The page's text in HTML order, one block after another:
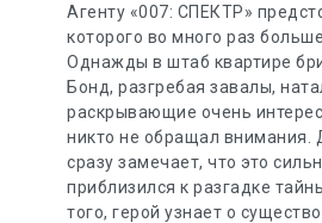
Агенту «007: СПЕКТР»
которого во много раз
Однажды в штаб квартире
Бонд, разгребая завалы,
раскрывающие очень
никто не обращал внимания.
сразу замечает, что это
приблизился к разгадке
того, герой узнает о